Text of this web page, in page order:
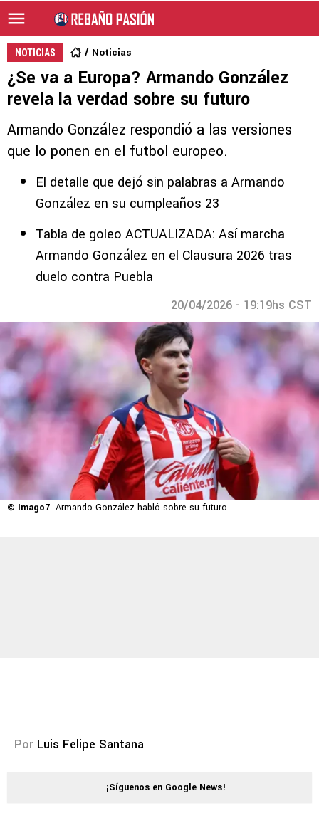
NOTICIAS Noticias
¿Se va a Europa? Armando González
revela la verdad sobre su futuro
Armando González respondió a las versiones
que lo ponen en el futbol europeo.
El detalle que dejó sin palabras a Armando
González en su cumpleaños 23
Tabla de goleo ACTUALIZADA: Así marcha
Armando González en el Clausura 2026 tras
duelo contra Puebla
20/04/2026 - 19:19hs CST
© Imago7 Armando González habló sobre su futuro
Por Luis Felipe Santana
¡Síguenos en Google News!